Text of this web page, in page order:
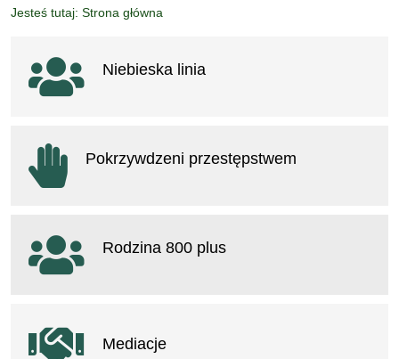
Jesteś tutaj: Strona główna
Ważne linki
Niebieska linia
Pokrzywdzeni przestępstwem
Rodzina 800 plus
Mediacje